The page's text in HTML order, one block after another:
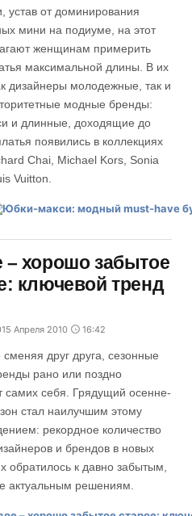
устав от доминирования
мини на подиуме, на этот
женщинам примерить
максимальной длины. В их
дизайнеры молодежные, так и
модные бренды:
и длинные, доходящие до
появились в коллекциях
Chai, Michael Kors, Sonia
Vuitton.
– хорошо забытое
ключевой тренд
15 Апреля 2010 16:42
сменяя друг друга, сезонные
рано или поздно
самих себя. Грядущий осенне-
стал наилучшим этому
рекордное количество
и брендов в новых
обратилось к давно забытым,
актуальным решениям.